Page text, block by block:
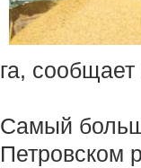
га,
Самый
Петровском